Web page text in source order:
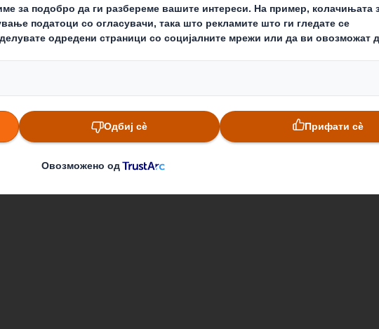
Годишно собрание на акционери Годишно собрание на акционери 2017
Кои сме ние
За акционерите
Одржливост
Што правиме ние?
Амбалажа